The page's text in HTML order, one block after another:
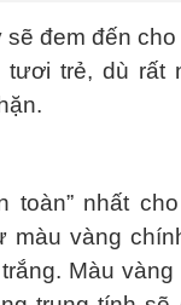
là cách
nắng hè.
sẽ đem đến
tươi trẻ, dù rất